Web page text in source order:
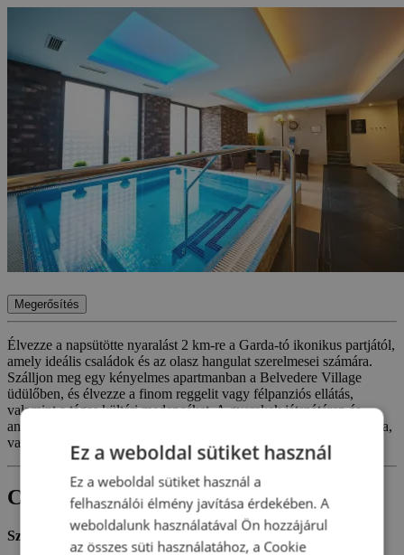
Megerősítés
Élvezze a napsütötte nyaralást 2 km-re a Garda-tó ikonikus partjától,
amely ideális családok és az olasz hangulat szerelmesei számára.
Szálljon meg egy kényelmes apartmanban a Belvedere Village
üdülőben, és élvezze a finom reggelit vagy félpanziós ellátás,
valamint a tágas kültéri medencéket. A gyerekek játszótéren és
animációs programokon szórakozhatnak, a történelmi kisvárosokba,
vagy a Gardaland vidámparkba.
Csomagtartalom
Szállás:
Ez a weboldal sütiket használ
Ez a weboldal sütiket használ a
felhasználói élmény javítása érdekében. A
weboldalunk használatával Ön hozzájárul
az összes süti használatához, a Cookie